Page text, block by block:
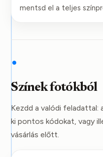
mentsd el a teljes
•
Színek fotókból
Kezdd a valódi
ki pontos kódokat, vagy
vásárlás előtt.